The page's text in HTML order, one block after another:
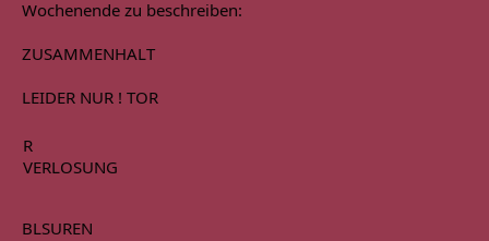
Wochenende zu beschreiben:
ZUSAMMENHALT
LEIDER NUR ! TOR
R
VERLOSUNG
BLSUREN